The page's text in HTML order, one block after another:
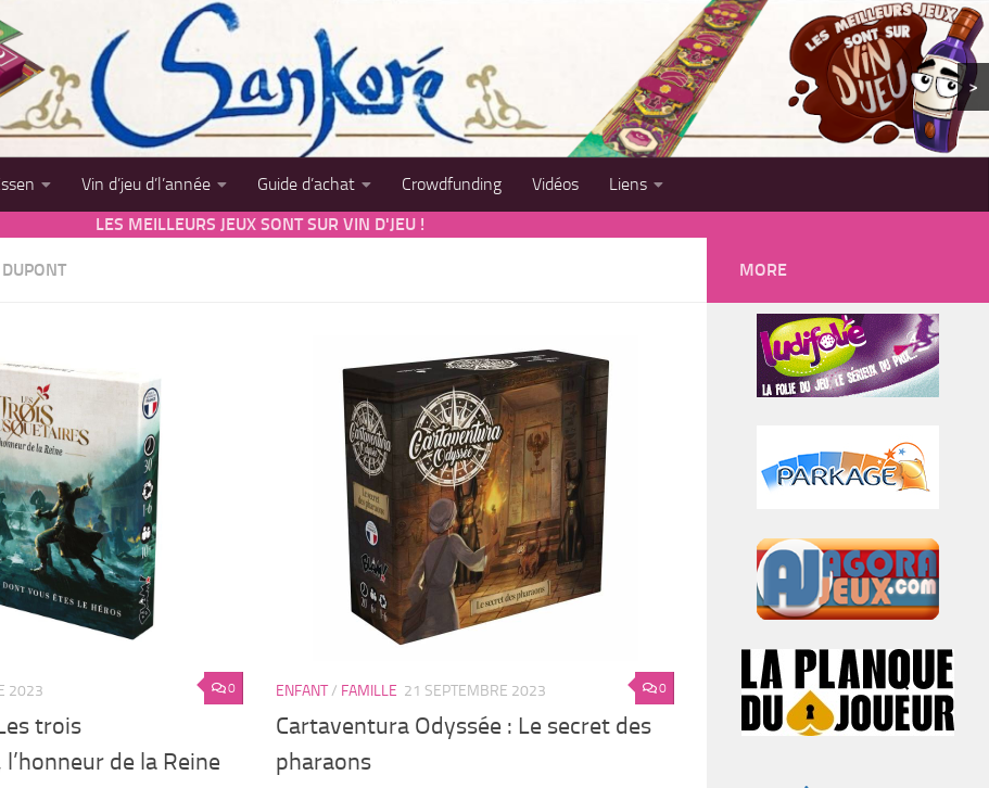
>
Vin d’jeu d’l’année Guide d’achat Crowdfunding Vidéos
Liens
LES MEILLEURS JEUX SONT SUR VIN D'JEU !
0
2023
trois
de la Reine
0
ENFANT/ FAMILLE 21 SEPTEMBRE 2023
Cartaventura Odyssée : Le secret des
pharaons
MORE